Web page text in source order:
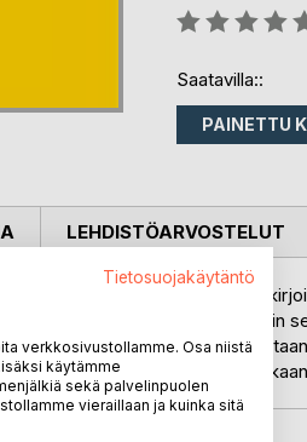
Arvostelu::
Saatavilla::
PAINETTU
Aaro Jalkanen
koston eli Tuomas Winterin
meidät vuoden1809 Suomen
Ruotsiin, Napoleonin
LEHDISTÖARVOSTELUT
Tietosuojakäytäntö
verkkosivustollamme. Osa niistä
käytämme
sekä palvelinpuolen
vieraillaan ja kuinka sitä